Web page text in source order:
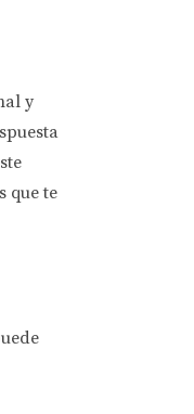
y
que te